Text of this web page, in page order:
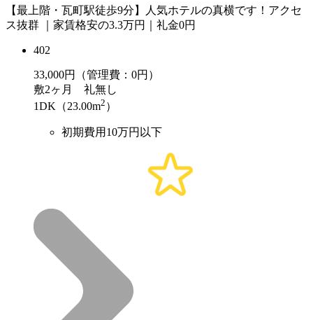
【最上階・瓦町駅徒歩9分】人気ホテルの真横です！アクセ
ス抜群 ｜家賃格安の3.3万円｜礼金0円
402
33,000円（管理費：0円）
敷2ヶ月 礼無し
1DK（23.00m2 ）
初期費用10万円以下